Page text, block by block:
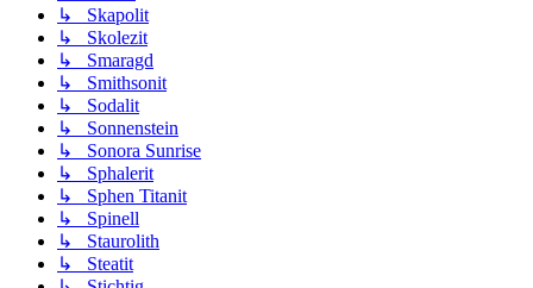
↳ Skapolit
↳ Skolezit
↳ Smaragd
↳ Smithsonit
↳ Sodalit
↳ Sonnenstein
↳ Sonora Sunrise
↳ Sphalerit
↳ Sphen Titanit
↳ Spinell
↳ Staurolith
↳ Steatit